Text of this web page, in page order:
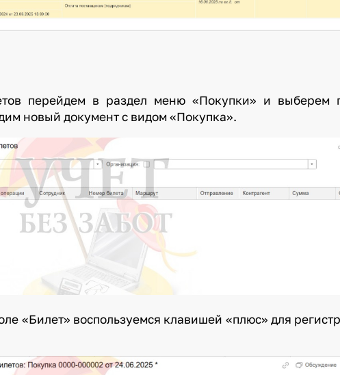
перейдем в раздел меню «Покупки» и выберем
новый документ с видом «Покупка».
«Билет» воспользуемся клавишей «плюс» для